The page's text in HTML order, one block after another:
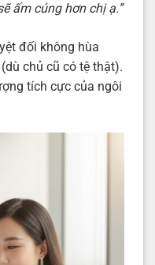
ấm cúng hơn chị ạ.”
đối không hùa
chủ cũ có tệ thật).
tích cực của ngôi